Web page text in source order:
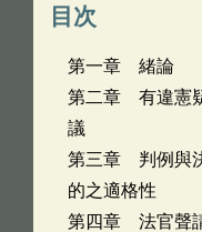
目次
第一章 緒論
第二章 有違憲
議
第三章 判例與
的之適格性
第四章 法官聲